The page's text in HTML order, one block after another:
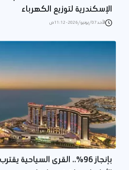
الإسكندرية لتوزيع الكهرباء
الأحد 07/يونيو/2026 - 11:12 ص
بإنجاز 96%.. القرى السياحية